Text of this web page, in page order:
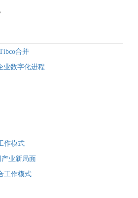
合并
业数字化进程
作模式
业新局面
工作模式